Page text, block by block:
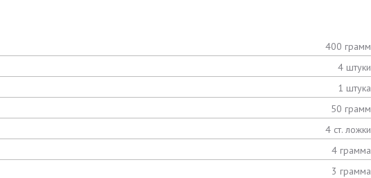
400 грамм
4 штуки
1 штука
50 грамм
4 ст. ложки
4 грамма
3 грамма